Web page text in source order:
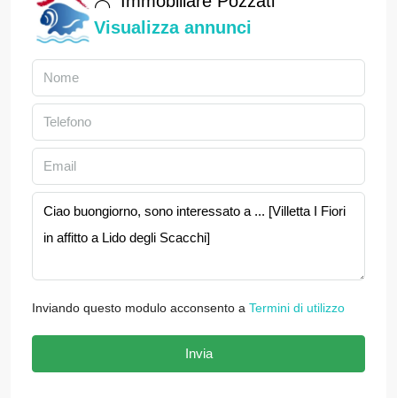
Visualizza annunci
Inviando questo modulo acconsento a Termini di utilizzo
Invia